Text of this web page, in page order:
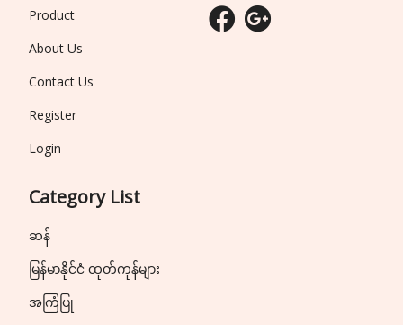
Product
About Us
Contact Us
Register
Login
Category List
ဆန်
မြန်မာနိုင်ငံ ထုတ်ကုန်များ
အကြံပြု